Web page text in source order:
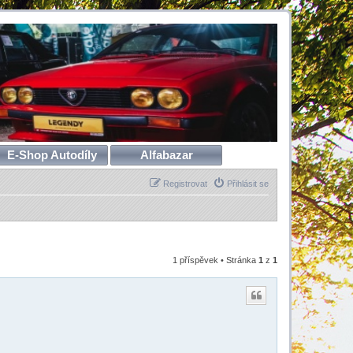
E-Shop Autodíly Alfabazar
Přihlásit se
Registrovat
1 příspěvek • Stránka 1 z 1